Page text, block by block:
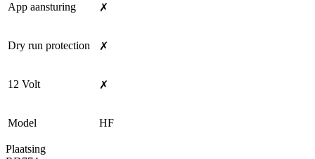
App aansturing ✗
Dry run protection ✗
12 Volt ✗
Model HF
Plaatsing